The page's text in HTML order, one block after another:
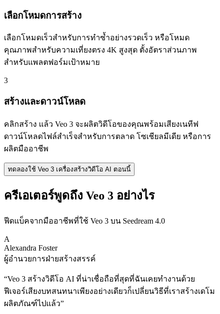
เลือกโหมดการสร้าง
เลือกโหมดเร็วสำหรับการทำซ้ำอย่างรวดเร็ว หรือโหมด
คุณภาพสำหรับความเที่ยงตรง 4K สูงสุด ตั้งอัตราส่วนภาพ
สำหรับแพลตฟอร์มเป้าหมาย
3
สร้างและดาวน์โหลด
คลิกสร้าง แล้ว Veo 3 จะผลิตวิดีโอของคุณพร้อมเสียงเนทีฟ
ดาวน์โหลดไฟล์สำเร็จสำหรับการตลาด โซเชียลมีเดีย หรือการ
ผลิตมืออาชีพ
ทดลองใช้ Veo 3 เครื่องสร้างวิดีโอ AI ตอนนี้
ครีเอเตอร์พูดถึง Veo 3 อย่างไร
ฟีดแบ็คจากมืออาชีพที่ใช้ Veo 3 บน Seedream 4.0
A
Alexandra Foster
ผู้อำนวยการฝ่ายสร้างสรรค์
“Veo 3 สร้างวิดีโอ AI ที่น่าเชื่อถือที่สุดที่ฉันเคยทำงานด้วย
ฟีเจอร์เสียงบทสนทนาเพียงอย่างเดียวก็เปลี่ยนวิธีที่เราสร้างเดโม
ผลิตภัณฑ์ไปแล้ว”